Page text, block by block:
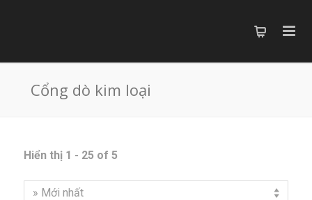
Cổng dò kim loại
Hiển thị 1 - 25 of 5
» Mới nhất